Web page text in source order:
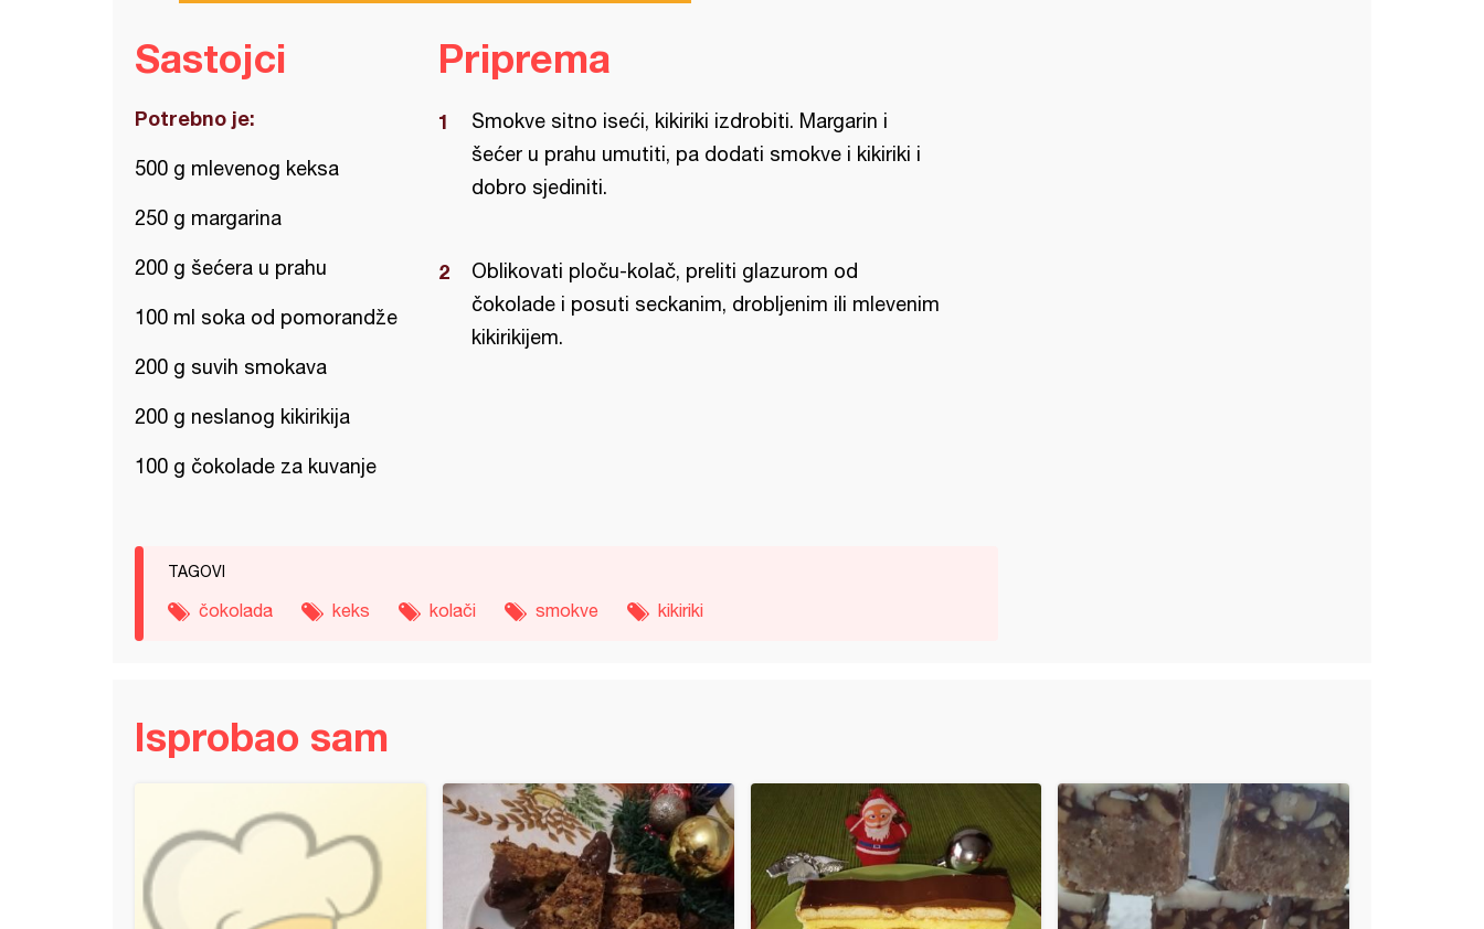
Sastojci
Potrebno je:
500 g mlevenog keksa
250 g margarina
200 g šećera u prahu
100 ml soka od pomorandže
200 g suvih smokava
200 g neslanog kikirikija
100 g čokolade za kuvanje
Priprema
Smokve sitno iseći, kikiriki izdrobiti. Margarin i
šećer u prahu umutiti, pa dodati smokve i kikiriki i
dobro sjediniti.
Oblikovati ploču-kolač, preliti glazurom od
čokolade i posuti seckanim, drobljenim ili mlevenim
kikirikijem.
TAGOVI
čokolada keks kolači smokve kikiriki
Isprobao sam